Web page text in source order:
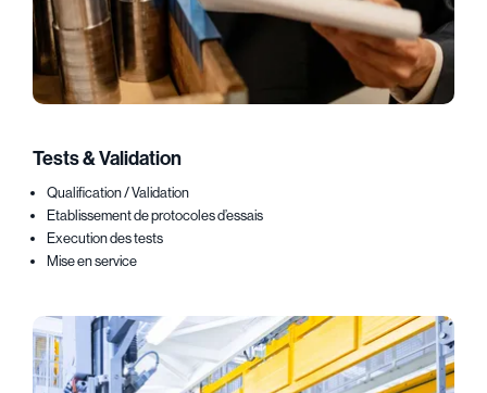
Tests & Validation
Qualification / Validation
Etablissement de protocoles d’essais
Execution des tests
Mise en service